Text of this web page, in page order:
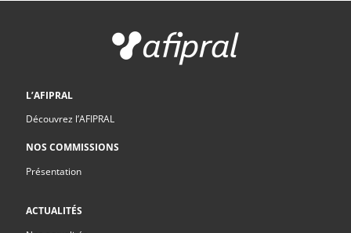
L’AFIPRAL
Découvrez l’AFIPRAL
NOS COMMISSIONS
Présentation
ACTUALITÉS